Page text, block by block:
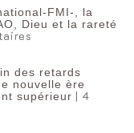
FMI-, la
Dieu et la rareté
des retards
nouvelle ère
supérieur | 4